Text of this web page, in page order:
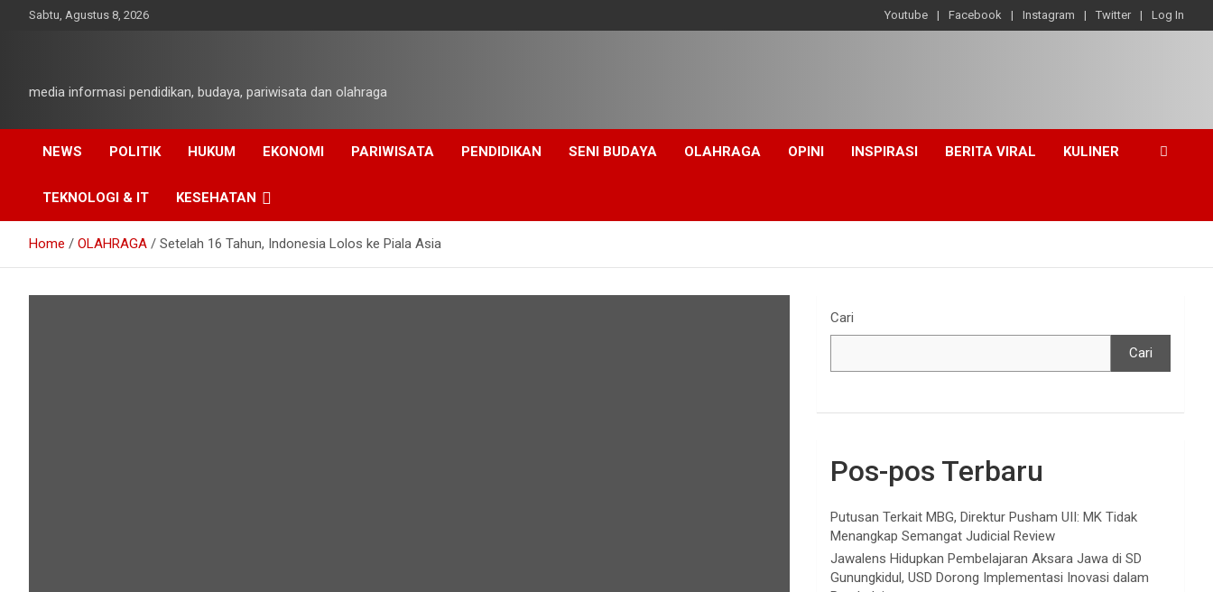
Sabtu, Agustus 8, 2026 Youtube Facebook Instagram Twitter Log In
media informasi pendidikan, budaya, pariwisata dan olahraga
NEWS POLITIK HUKUM EKONOMI PARIWISATA PENDIDIKAN SENI BUDAYA OLAHRAGA OPINI INSPIRASI BERITA VIRAL KULINER
TEKNOLOGI & IT KESEHATAN
Home OLAHRAGA Setelah 16 Tahun, Indonesia Lolos ke Piala Asia
Cari
Cari
Pos-pos Terbaru
Putusan Terkait MBG, Direktur Pusham UII: MK Tidak
Menangkap Semangat Judicial Review
Jawalens Hidupkan Pembelajaran Aksara Jawa di SD
Gunungkidul, USD Dorong Implementasi Inovasi dalam